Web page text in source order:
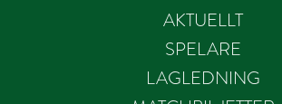
AKTUELLT
SPELARE
LAGLEDNING